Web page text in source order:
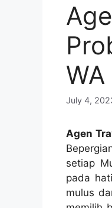
July 4,
Agen
setiap
pada
mulus